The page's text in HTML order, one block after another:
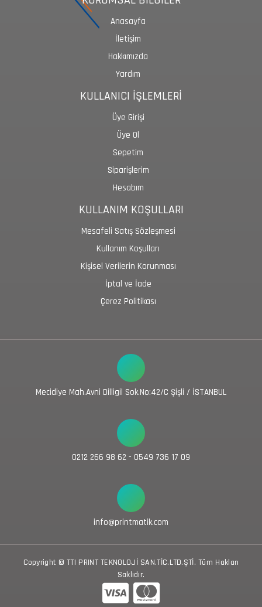
Anasayfa
İletişim
Hakkımızda
Yardım
KULLANICI İŞLEMLERİ
Üye Girişi
Üye Ol
Sepetim
Siparişlerim
Hesabım
KULLANIM KOŞULLARI
Mesafeli Satış Sözleşmesi
Kullanım Koşulları
Kişisel Verilerin Korunması
İptal ve İade
Çerez Politikası
Mecidiye Mah.Avni Dilligil Sok.No:42/C Şişli / İSTANBUL
0212 266 98 62 - 0549 736 17 09
info@printmatik.com
Copyright © TTI PRINT TEKNOLOJİ SAN.TİC.LTD.ŞTİ. Tüm Hakları
Saklıdır.